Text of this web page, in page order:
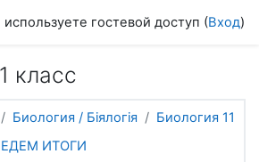
гостевой доступ (Вход)
класс
Биология / Біялогія
Биология 11
ИТОГИ